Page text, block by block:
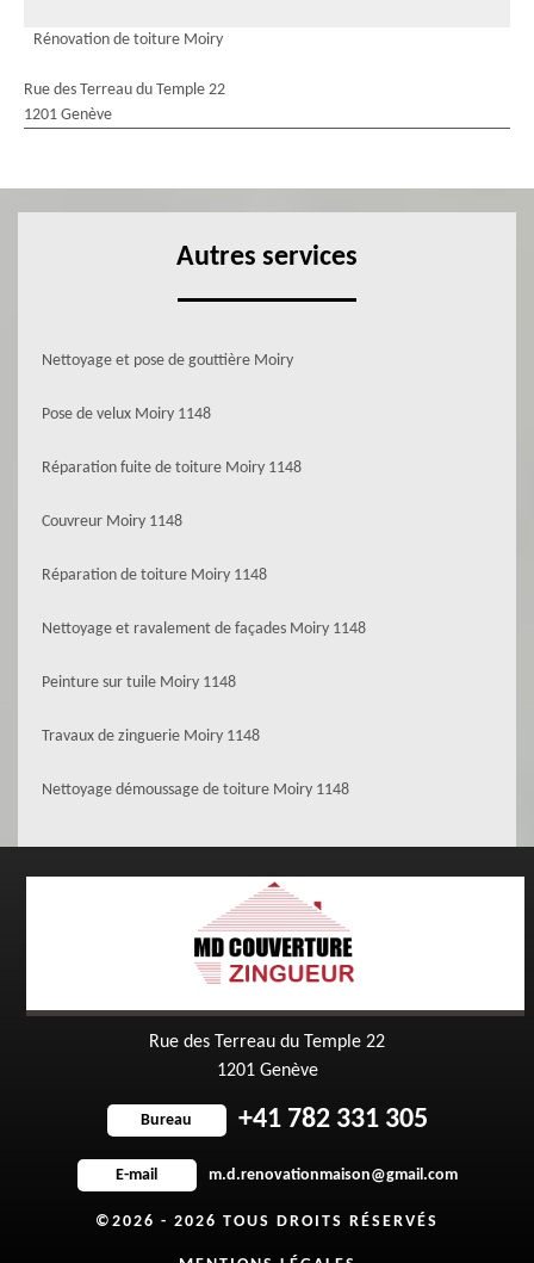
Rénovation de toiture Moiry
Rue des Terreau du Temple 22
1201 Genève
Autres services
Nettoyage et pose de gouttière Moiry
Pose de velux Moiry 1148
Réparation fuite de toiture Moiry 1148
Couvreur Moiry 1148
Réparation de toiture Moiry 1148
Nettoyage et ravalement de façades Moiry 1148
Peinture sur tuile Moiry 1148
Travaux de zinguerie Moiry 1148
Nettoyage démoussage de toiture Moiry 1148
Rue des Terreau du Temple 22
1201 Genève
Bureau +41 782 331 305
E-mail m.d.renovationmaison@gmail.com
©2026 - 2026 TOUS DROITS RÉSERVÉS